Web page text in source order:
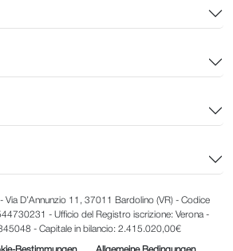
D’Annunzio 11, 37011 Bardolino (VR) - Codice
- Ufficio del Registro iscrizione: Verona -
- Capitale in bilancio: 2.415.020,00€